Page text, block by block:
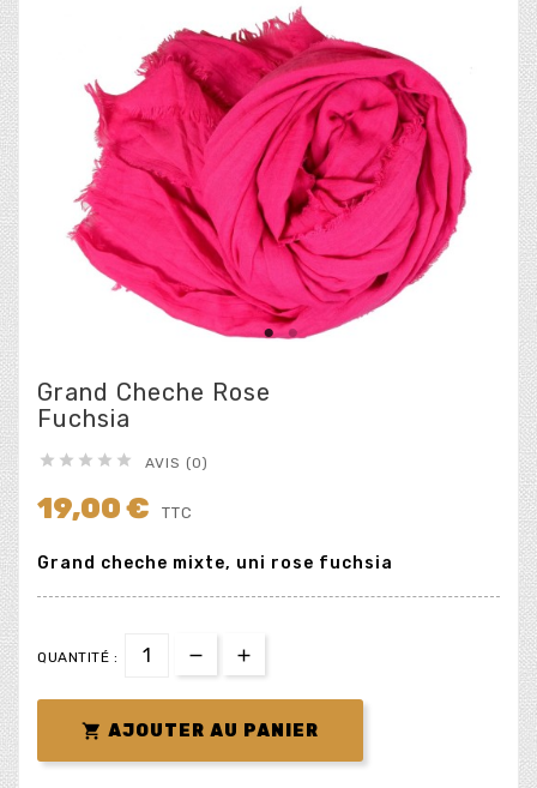
Grand Cheche Rose
Fuchsia
     AVIS (0)
19,00 € TTC
Grand cheche mixte, uni rose fuchsia
QUANTITÉ :
 AJOUTER AU PANIER